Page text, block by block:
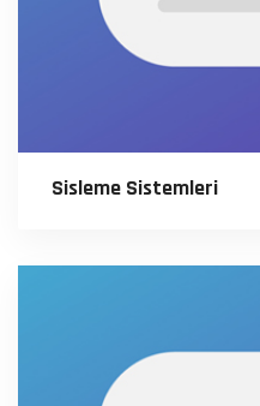
Sisleme Sistemleri